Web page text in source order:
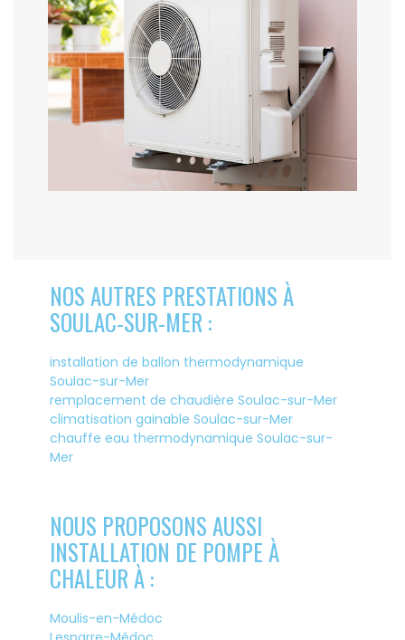
NOS AUTRES PRESTATIONS À
SOULAC-SUR-MER :
installation de ballon thermodynamique
Soulac-sur-Mer
remplacement de chaudière Soulac-sur-Mer
climatisation gainable Soulac-sur-Mer
chauffe eau thermodynamique Soulac-sur-
Mer
NOUS PROPOSONS AUSSI
INSTALLATION DE POMPE À
CHALEUR À :
Moulis-en-Médoc